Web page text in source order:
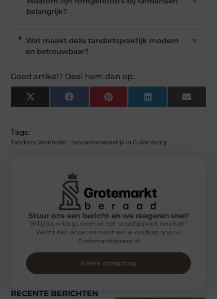
belangrijk?
Wat maakt deze tandartspraktijk modern
en betrouwbaar?
▼
Goed artikel? Deel hem dan op:
X
(Twitter)
FacebookPinterest LinkedIn Email
Tags:
Tandarts Webhofer ,tandartsenpraktijk in Culemborg
RECENTE BERICHTEN
Stuur ons een bericht en we reageren snel!
Wil jij jouw blogs delen en een breed publiek bereiken?
Wacht niet langer en registreer je vandaag nog op
Grotemarktberaad.nl
Neem contact op